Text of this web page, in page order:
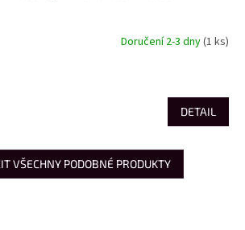
Doručení 2-3 dny(1 ks)
DETAIL
VŠECHNY PODOBNÉ PRODUKTY